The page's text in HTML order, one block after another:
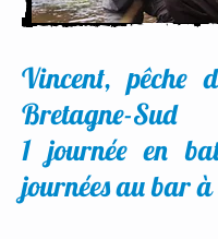
Vincent, pêche
Bretagne-Sud
1 journée en
journées au bar à